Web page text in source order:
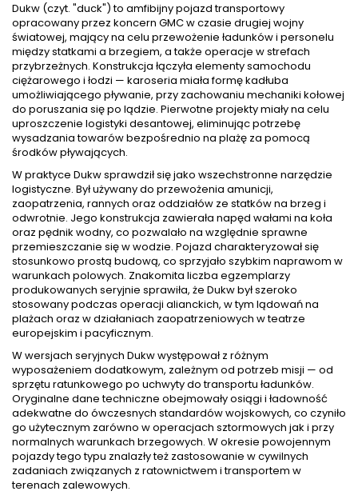
Dukw (czyt. "duck") to amfibijny pojazd transportowy
opracowany przez koncern GMC w czasie drugiej wojny
światowej, mający na celu przewożenie ładunków i personelu
między statkami a brzegiem, a także operacje w strefach
przybrzeżnych. Konstrukcja łączyła elementy samochodu
ciężarowego i łodzi — karoseria miała formę kadłuba
umożliwiającego pływanie, przy zachowaniu mechaniki kołowej
do poruszania się po lądzie. Pierwotne projekty miały na celu
uproszczenie logistyki desantowej, eliminując potrzebę
wysadzania towarów bezpośrednio na plażę za pomocą
środków pływających.
W praktyce Dukw sprawdził się jako wszechstronne narzędzie
logistyczne. Był używany do przewożenia amunicji,
zaopatrzenia, rannych oraz oddziałów ze statków na brzeg i
odwrotnie. Jego konstrukcja zawierała napęd wałami na koła
oraz pędnik wodny, co pozwalało na względnie sprawne
przemieszczanie się w wodzie. Pojazd charakteryzował się
stosunkowo prostą budową, co sprzyjało szybkim naprawom w
warunkach polowych. Znakomita liczba egzemplarzy
produkowanych seryjnie sprawiła, że Dukw był szeroko
stosowany podczas operacji alianckich, w tym lądowań na
plażach oraz w działaniach zaopatrzeniowych w teatrze
europejskim i pacyficznym.
W wersjach seryjnych Dukw występował z różnym
wyposażeniem dodatkowym, zależnym od potrzeb misji — od
sprzętu ratunkowego po uchwyty do transportu ładunków.
Oryginalne dane techniczne obejmowały osiągi i ładowność
adekwatne do ówczesnych standardów wojskowych, co czyniło
go użytecznym zarówno w operacjach sztormowych jak i przy
normalnych warunkach brzegowych. W okresie powojennym
pojazdy tego typu znalazły też zastosowanie w cywilnych
zadaniach związanych z ratownictwem i transportem w
terenach zalewowych.